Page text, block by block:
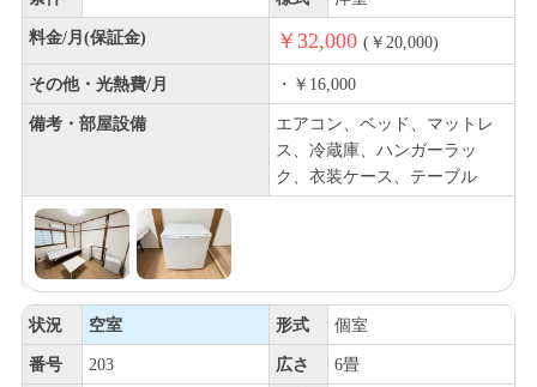
料金/月(保証金) ￥32,000 (￥20,000)
その他・光熱費/月 ・￥16,000
備考・部屋設備
エアコン、ベッド、マットレ
ス、冷蔵庫、ハンガーラッ
ク、衣装ケース、テーブル
状況 空室 形式 個室
番号 203 広さ 6畳